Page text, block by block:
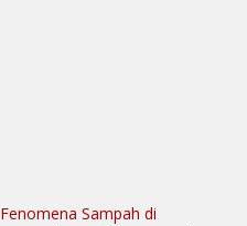
Fenomena Sampah di